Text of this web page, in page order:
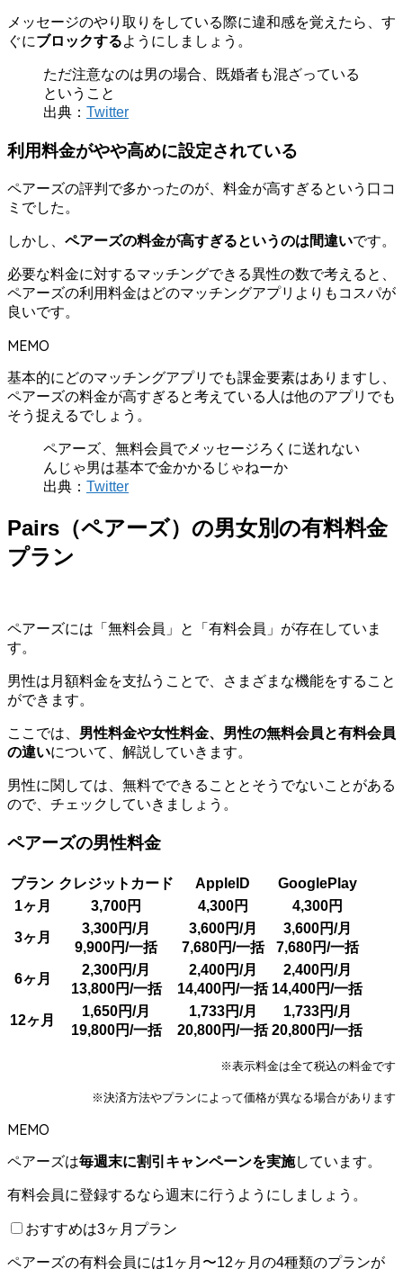
メッセージのやり取りをしている際に違和感を覚えたら、す
ぐにブロックするようにしましょう。
ただ注意なのは男の場合、既婚者も混ざっている
ということ
出典： Twitter
利用料金がやや高めに設定されている
ペアーズの評判で多かったのが、料金が高すぎるという口コ
ミでした。
しかし、 ペアーズの料金が高すぎるというのは間違いです。
必要な料金に対するマッチングできる異性の数で考えると、
ペアーズの利用料金はどのマッチングアプリよりもコスパが
良いです。
MEMO
基本的にどのマッチングアプリでも課金要素はありますし、
ペアーズの料金が高すぎると考えている人は他のアプリでも
そう捉えるでしょう。
ペアーズ、無料会員でメッセージろくに送れない
んじゃ男は基本で金かかるじゃねーか
出典： Twitter
Pairs（ペアーズ）の男女別の有料料金
プラン
ペアーズには「無料会員」と「有料会員」が存在していま
す。
男性は月額料金を支払うことで、さまざまな機能をすること
ができます。
ここでは、 男性料金や女性料金、男性の無料会員と有料会員
の違いについて、解説していきます。
男性に関しては、無料でできることとそうでないことがある
ので、チェックしていきましょう。
ペアーズの男性料金
プラン クレジットカード AppleID
GooglePlay
1ヶ月
3,700円 4,300円 4,300円
3ヶ月
3,300円/月
9,900円/一括
3,600円/月
7,680円/一括
3,600円/月
7,680円/一括
6ヶ月
2,300円/月
13,800円/一括
2,400円/月
14,400円/一括
2,400円/月
14,400円/一括
12ヶ月
1,650円/月
19,800円/一括
1,733円/月
20,800円/一括
1,733円/月
20,800円/一括
※表示料金は全て税込の料金です
※決済方法やプランによって価格が異なる場合があります
MEMO
ペアーズは毎週末に割引キャンペーンを実施しています。
有料会員に登録するなら週末に行うようにしましょう。
おすすめは3ヶ月プラン
ペアーズの有料会員には1ヶ月〜12ヶ月の4種類のプランが